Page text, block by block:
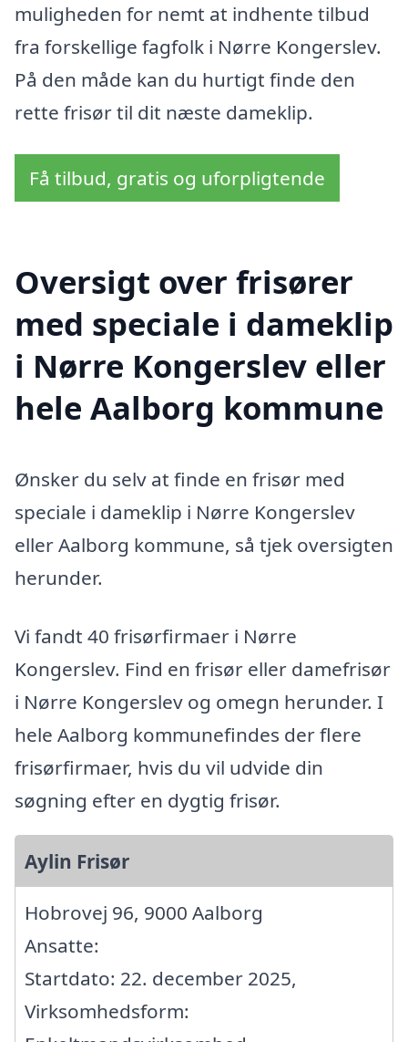
muligheden for nemt at indhente tilbud
fra forskellige fagfolk i Nørre Kongerslev.
På den måde kan du hurtigt finde den
rette frisør til dit næste dameklip.
Få tilbud, gratis og uforpligtende
Oversigt over frisører
med speciale i dameklip
i Nørre Kongerslev eller
hele Aalborg kommune
Ønsker du selv at finde en frisør med
speciale i dameklip i Nørre Kongerslev
eller Aalborg kommune, så tjek oversigten
herunder.
Vi fandt 40 frisørfirmaer i Nørre
Kongerslev. Find en frisør eller damefrisør
i Nørre Kongerslev og omegn herunder. I
hele Aalborg kommunefindes der flere
frisørfirmaer, hvis du vil udvide din
søgning efter en dygtig frisør.
Aylin Frisør
Hobrovej 96, 9000 Aalborg
Ansatte:
Startdato: 22. december 2025,
Virksomhedsform: